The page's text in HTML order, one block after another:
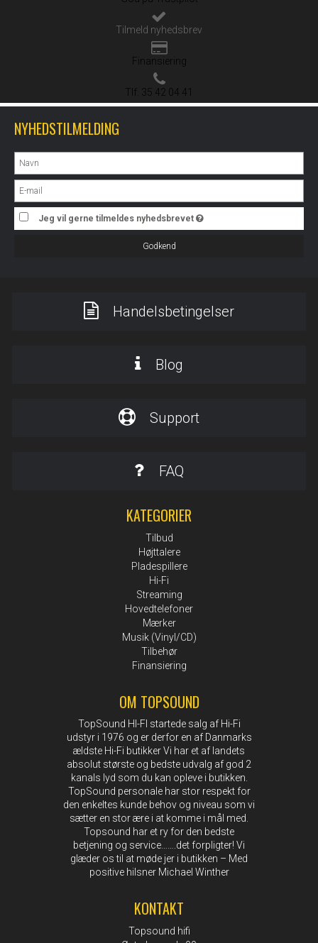
Tilmeld nyhedsbrev
Finansiering
Tlf. 35 42 04 41
NYHEDSTILMELDING
Jeg vil gerne tilmeldes nyhedsbrevet
Godkend
Handelsbetingelser
Blog
Support
FAQ
KATEGORIER
Tilbud
Højttalere
Pladespillere
Hi-Fi
Streaming
Hovedtelefoner
Mærker
Musik (Vinyl/CD)
Tilbehør
Finansiering
OM TOPSOUND
TopSound HI-FI startede salg af Hi-Fi
udstyr i 1976 og er derfor en af Danmarks
ældste Hi-Fi butikker Vi har et af landets
absolut største og bedste udvalg af god 2
kanals lyd som du kan opleve i butikken.
TopSound personale har stor respekt for
den enkeltes kunde behov og niveau som vi
sætter en stor ære i at komme i mål med.
Topsound har et ry for den bedste
betjening og service…….det forpligter! Vi
glæder os til at møde jer i butikken – Med
positive hilsner Michael Winther
KONTAKT
Topsound hifi